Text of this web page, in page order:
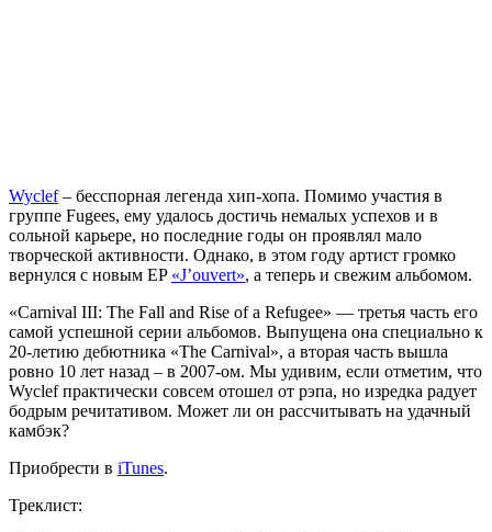
Wyclef– бесспорная легенда хип-хопа. Помимо участия в
группе Fugees, ему удалось достичь немалых успехов и в
сольной карьере, но последние годы он проявлял мало
творческой активности. Однако, в этом году артист громко
вернулся с новым EP «J’ouvert», а теперь и свежим альбомом.
«Carnival III: The Fall and Rise of a Refugee» — третья часть его
самой успешной серии альбомов. Выпущена она специально к
20-летию дебютника «The Carnival», а вторая часть вышла
ровно 10 лет назад – в 2007-ом. Мы удивим, если отметим, что
Wyclef практически совсем отошел от рэпа, но изредка радует
бодрым речитативом. Может ли он рассчитывать на удачный
камбэк?
Приобрести в iTunes.
Треклист: